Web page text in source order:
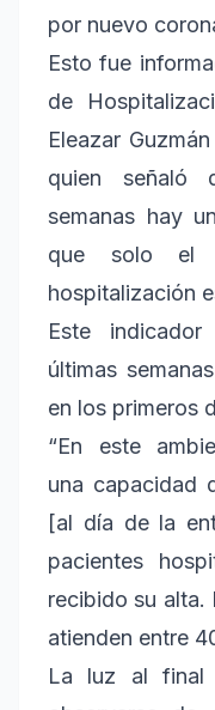
por nuevo
Esto fue
de
Eleazar
quien señaló
semanas hay
que solo
hospitalización
Este
últimas
en los primeros
“En este
una capacidad
[al día de la
pacientes
recibido su alta.
atienden entre
La luz al final